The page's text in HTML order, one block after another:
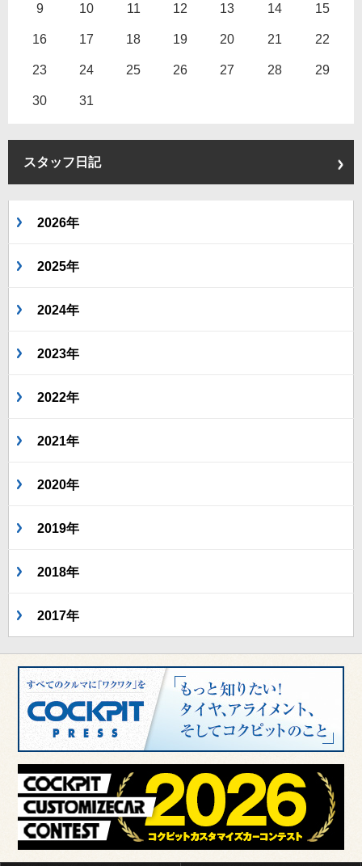
9 10 11 12 13 14 15
16 17 18 19 20 21 22
23 24 25 26 27 28 29
30 31
スタッフ日記
2026年
2025年
2024年
2023年
2022年
2021年
2020年
2019年
2018年
2017年